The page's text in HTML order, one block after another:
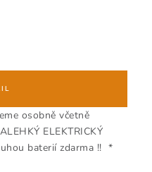
osobně včetně
ELEKTRICKÝ
baterií zdarma !! *